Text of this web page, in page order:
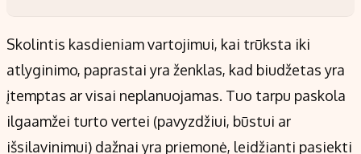
Skolintis kasdieniam vartojimui, kai trūksta iki
atlyginimo, paprastai yra ženklas, kad biudžetas yra
įtemptas ar visai neplanuojamas. Tuo tarpu paskola
ilgaamžei turto vertei (pavyzdžiui, būstui ar
išsilavinimui) dažnai yra priemonė, leidžianti pasiekti